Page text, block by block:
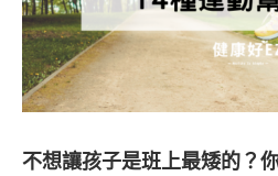
不想讓孩子是班上最矮的？